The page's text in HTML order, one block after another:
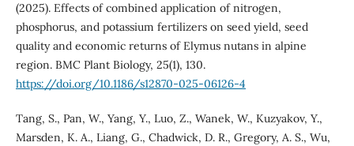
(2025). Effects of combined application of nitrogen,
phosphorus, and potassium fertilizers on seed yield, seed
quality and economic returns of Elymus nutans in alpine
region. BMC Plant Biology, 25(1), 130.
https://doi.org/10.1186/s12870-025-06126-4
Tang, S., Pan, W., Yang, Y., Luo, Z., Wanek, W., Kuzyakov, Y.,
Marsden, K. A., Liang, G., Chadwick, D. R., Gregory, A. S., Wu,